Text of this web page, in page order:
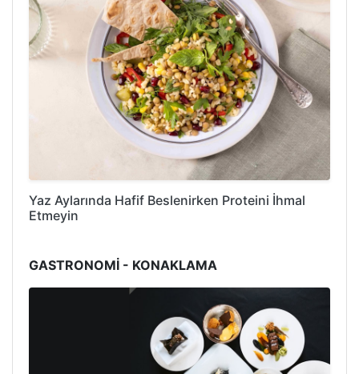
Yaz Aylarında Hafif Beslenirken Proteini İhmal
Etmeyin
GASTRONOMİ - KONAKLAMA